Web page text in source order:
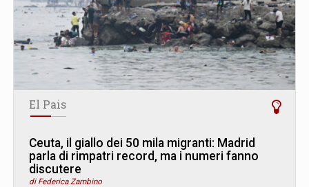
El Pais
Ceuta, il giallo dei 50 mila migranti: Madrid
parla di rimpatri record, ma i numeri fanno
discutere
di Federica Zambino